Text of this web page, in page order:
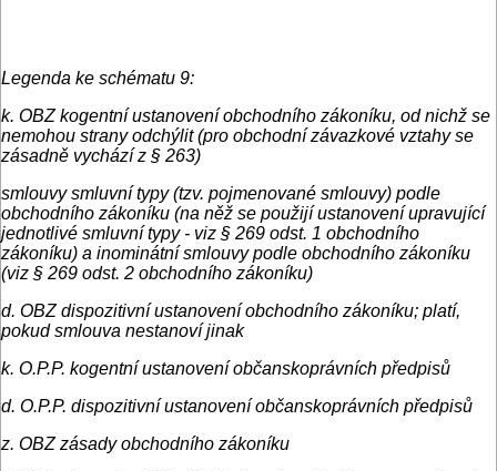
Legenda ke schématu 9:
k. OBZ kogentní ustanovení obchodního zákoníku, od nichž se
nemohou strany odchýlit (pro obchodní závazkové vztahy se
zásadně vychází z § 263)
smlouvy smluvní typy (tzv. pojmenované smlouvy) podle
obchodního zákoníku (na něž se použijí ustanovení upravující
jednotlivé smluvní typy - viz § 269 odst. 1 obchodního
zákoníku) a inominátní smlouvy podle obchodního zákoníku
(viz § 269 odst. 2 obchodního zákoníku)
d. OBZ dispozitivní ustanovení obchodního zákoníku; platí,
pokud smlouva nestanoví jinak
k. O.P.P. kogentní ustanovení občanskoprávních předpisů
d. O.P.P. dispozitivní ustanovení občanskoprávních předpisů
z. OBZ zásady obchodního zákoníku